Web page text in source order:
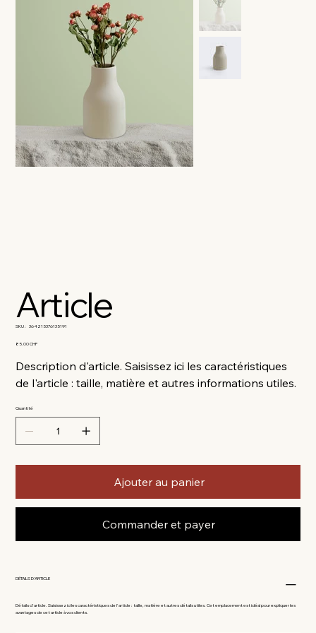
Article
SKU :
SKU
364215376135191
Prix
85.00 CHF
Description d'article. Saisissez ici les caractéristiques
de l'article : taille, matière et autres informations utiles.
Quantité
Ajouter au panier
Commander et payer
DÉTAILS D'ARTICLE
Détails d'article. Saisissez ici les caractéristiques de l'article : taille, matière et autres détails utiles. Cet emplacement est idéal pour expliquer les
avantages de cet article à vos clients.